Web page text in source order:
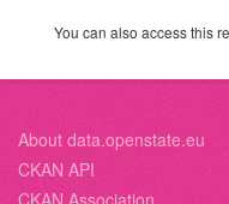
You can also access this
About data.openstate.eu
CKAN API
CKAN Association